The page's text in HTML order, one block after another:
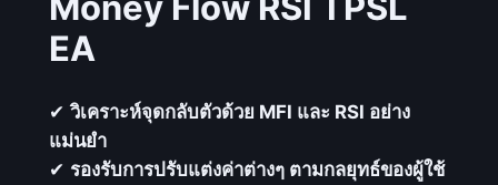
EA
✔วิเคราะห์จุดกลับตัวด้วย MFI และ RSI อย่าง
แม่นยำ
✔ รองรับการปรับแต่งค่าต่างๆ ตามกลยุทธ์ของผู้ใช้